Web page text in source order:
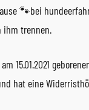
🐾bei
ihm trennen.
15.01.2021
hat eine